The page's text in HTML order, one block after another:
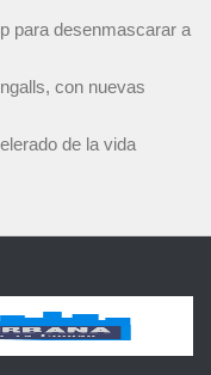
para desenmascarar a
con nuevas
de la vida